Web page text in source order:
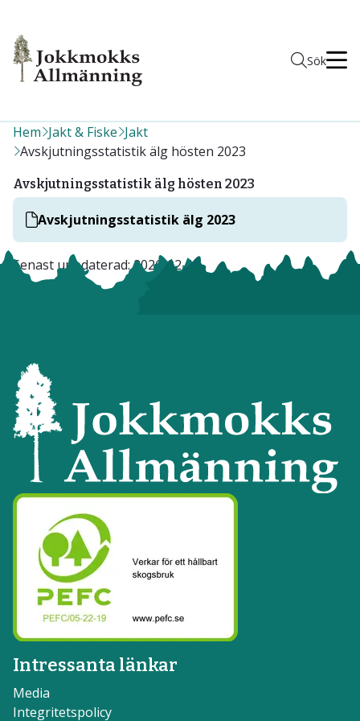
Sök
Hem Jakt & Fiske Jakt
Avskjutningsstatistik älg hösten 2023
Avskjutningsstatistik älg hösten 2023
Avskjutningsstatistik älg 2023
Senast uppdaterad:2026-02-17
Intressanta länkar
Media
Integritetspolicy